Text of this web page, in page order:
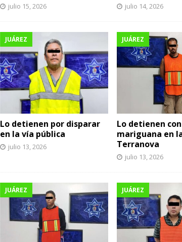
julio 15, 2026 julio 14, 2026
JUÁREZ
Lo detienen por disparar
en la vía pública
julio 13, 2026
JUÁREZ
Lo detienen
mariguana en
Terranova
julio 13, 2026
JUÁREZ JUÁREZ